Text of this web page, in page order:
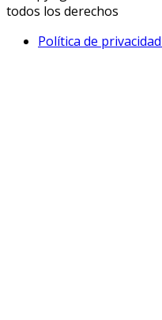
todos los derechos
Política de